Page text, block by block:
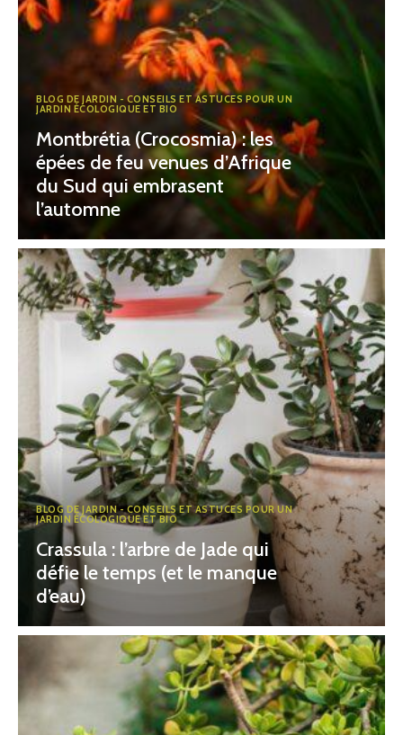
BLOG DE JARDIN - CONSEILS ET ASTUCES POUR UN
JARDIN ÉCOLOGIQUE ET BIO
Montbrétia (Crocosmia) : les
épées de feu venues d’Afrique
du Sud qui embrasent
l’automne
BLOG DE JARDIN - CONSEILS ET ASTUCES POUR UN
JARDIN ÉCOLOGIQUE ET BIO
Crassula : l’arbre de Jade qui
défie le temps (et le manque
d’eau)